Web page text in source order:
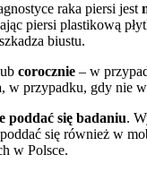
raka piersi jest
piersi plastikową
biustu.
corocznie – w
, w przypadku, gdy nie
poddać się badaniu.
się również w
w Polsce.